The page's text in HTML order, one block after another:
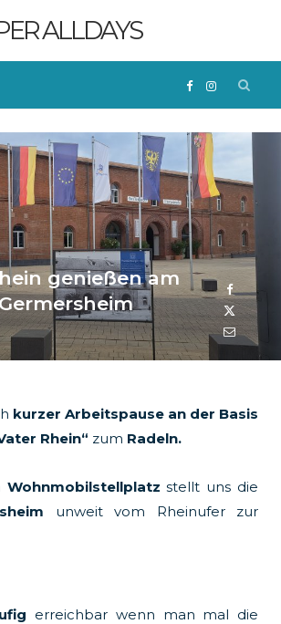
ALLDAYS
F
a
c
e
b
o
k
I
n
s
t
g
a
genießen am
kurzer Arbeitspause an der Basis
Rhein“ zum Radeln.
Wohnmobilstellplatz stellt uns die
unweit vom Rheinufer zur
erreichbar wenn man mal die